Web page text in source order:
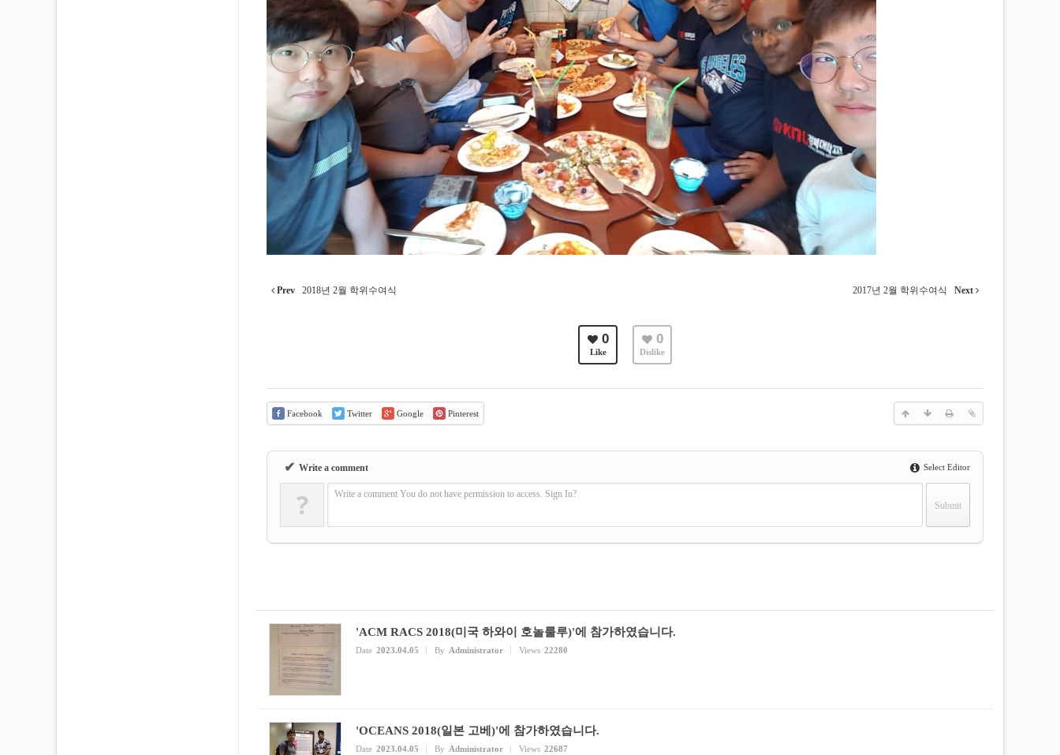
Prev 2018년 2월 학위수여식 2017년 2월 학위수여식 Next
0
Like
0
Dislike
Facebook Twitter Google Pinterest
✔ Write a comment Select Editor
? Write a comment You do not have permission to access. Sign In?
'ACM RACS 2018(미국 하와이 호놀룰루)'에 참가하였습니다.
Date 2023.04.05 By Administrator Views 22280
'OCEANS 2018(일본 고베)'에 참가하였습니다.
Date 2023.04.05 By Administrator Views 22687